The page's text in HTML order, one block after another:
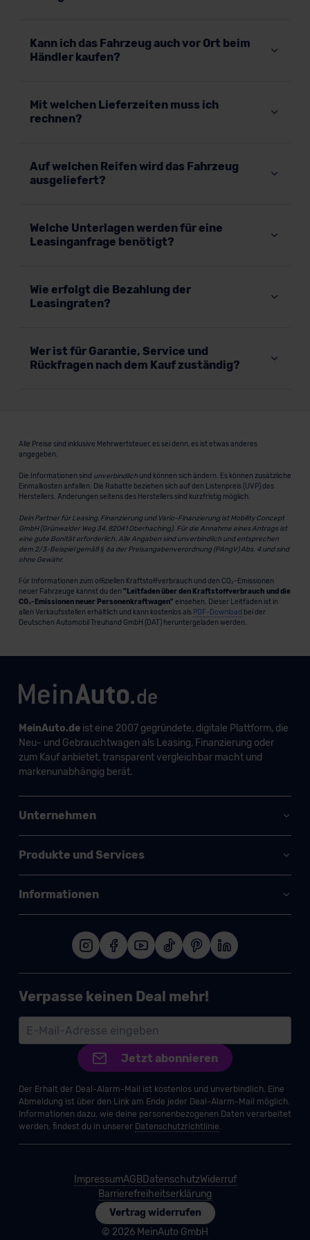
unserem Datenschutzbeauftragten unter
datenschutz@meinauto.de anfordern.
Kann ich das Fahrzeug auch vor Ort beim
Händler kaufen?
Mit welchen Lieferzeiten muss ich
rechnen?
Auf welchen Reifen wird das Fahrzeug
ausgeliefert?
Welche Unterlagen werden für eine
Leasinganfrage benötigt?
Wie erfolgt die Bezahlung der
Leasingraten?
Wer ist für Garantie, Service und
Rückfragen nach dem Kauf zuständig?
Alle Preise sind inklusive Mehrwertsteuer, es sei denn, es ist etwas anderes
angegeben.
Die Informationen sind unverbindlichund können sich ändern. Es können zusätzliche
Einmalkosten anfallen. Die Rabatte beziehen sich auf den Listenpreis (UVP) des
Herstellers. Änderungen seitens des Herstellers sind kurzfristig möglich.
Dein Partner für Leasing, Finanzierung und Vario-Finanzierung ist Mobility Concept
GmbH (Grünwalder Weg 34, 82041 Oberhaching). Für die Annahme eines Antrags ist
eine gute Bonität erforderlich. Alle Angaben sind unverbindlich und entsprechen
dem 2/3-Beispiel gemäß § 6a der Preisangabenverordnung (PAngV) Abs. 4 und sind
ohne Gewähr.
Für Informationen zum offiziellen Kraftstoffverbrauch und den CO₂-Emissionen
neuer Fahrzeuge kannst du den "Leitfaden über den Kraftstoffverbrauch und die
CO₂-Emissionen neuer Personenkraftwagen" einsehen. Dieser Leitfaden ist in
allen Verkaufsstellen erhältlich und kann kostenlos als PDF-Download bei der
Deutschen Automobil Treuhand GmbH (DAT) heruntergeladen werden.
MeinAuto.deist eine 2007 gegründete, digitale Plattform, die
Neu- und Gebrauchtwagen als Leasing, Finanzierung oder
zum Kauf anbietet, transparent vergleichbar macht und
markenunabhängig berät.
Unternehmen
Produkte und Services
Informationen
Verpasse keinen Deal mehr!
Jetzt abonnieren
Der Erhalt der Deal-Alarm-Mail ist kostenlos und unverbindlich. Eine
Abmeldung ist über den Link am Ende jeder Deal-Alarm-Mail möglich.
Informationen dazu, wie deine personenbezogenen Daten verarbeitet
werden, findest du in unserer Datenschutzrichtlinie.
ImpressumAGBDatenschutzWiderruf
Barrierefreiheitserklärung
Vertrag widerrufen
© 2026 MeinAuto GmbH